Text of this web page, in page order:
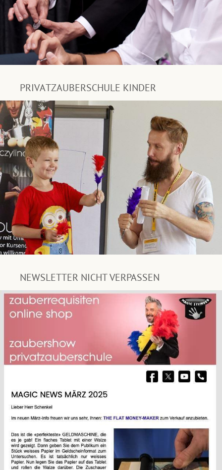
PRIVATZAUBERSCHULE KINDER
NEWSLETTER NICHT VERPASSEN